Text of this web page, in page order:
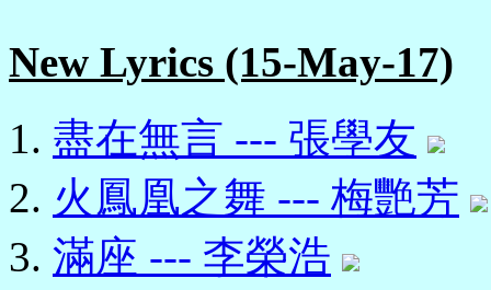
New Lyrics (15-May-17)
盡在無言 --- 張學友
火鳳凰之舞 --- 梅艷芳
滿座 --- 李榮浩